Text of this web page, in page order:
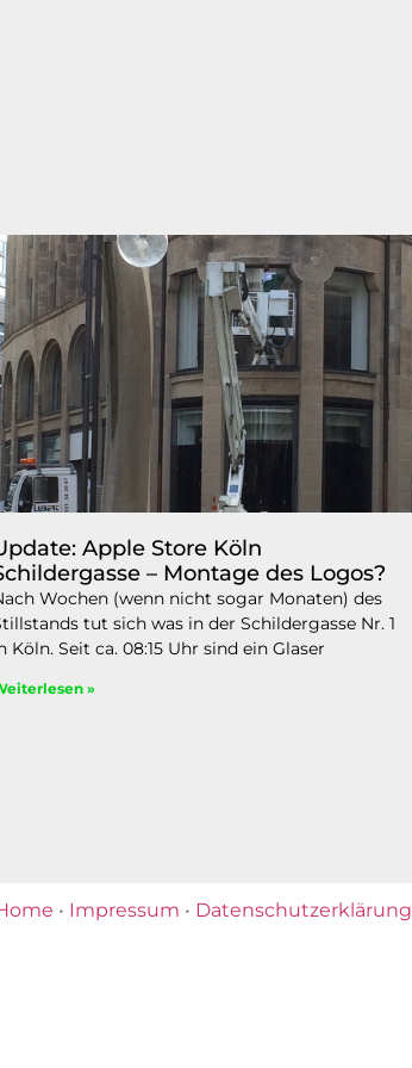
Apple Store Köln
– Montage des Logos?
Wochen (wenn nicht sogar Monaten) des
tut sich was in der Schildergasse Nr. 1
Köln. Seit ca. 08:15 Uhr sind ein Glaser
»
• Impressum • Datenschutzerklärung